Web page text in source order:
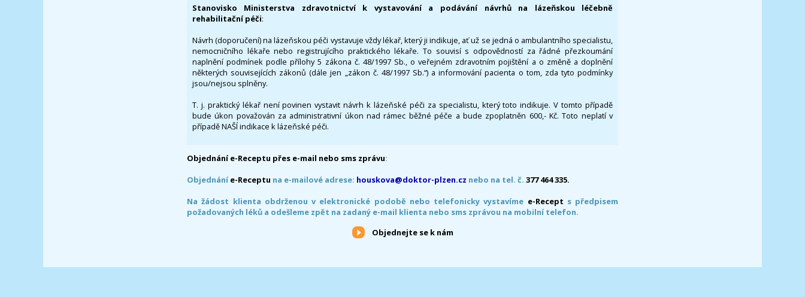
Stanovisko Ministerstva zdravotnictví k vystavování a podávání návrhů na lázeňskou léčebně
rehabilitační péči:
Návrh (doporučení) na lázeňskou péči vystavuje vždy lékař, který ji indikuje, ať už se jedná o ambulantního specialistu,
nemocničního lékaře nebo registrujícího praktického lékaře. To souvisí s odpovědností za řádné přezkoumání
naplnění podmínek podle přílohy 5 zákona č. 48/1997 Sb., o veřejném zdravotním pojištění a o změně a doplnění
některých souvisejících zákonů (dále jen „zákon č. 48/1997 Sb.“) a informování pacienta o tom, zda tyto podmínky
jsou/nejsou splněny.
T. j. praktický lékař není povinen vystavit návrh k lázeňské péči za specialistu, který toto indikuje. V tomto případě
bude úkon považován za administrativní úkon nad rámec běžné péče a bude zpoplatněn 600,- Kč. Toto neplatí v
případě NAŠÍ indikace k lázeňské péči.
Objednání e-Receptu přes e-mail nebo sms zprávu:
Objednáníe-Receptu na e-mailové adrese: houskova@doktor-plzen.cz nebo na tel. č. 377 464 335.
Na žádost klienta obdrženou v elektronické podobě nebo telefonicky vystavíme e-Recept s předpisem
požadovaných léků a odešleme zpět na zadaný e-mail klienta nebo sms zprávou na mobilní telefon.
Objednejte se k nám